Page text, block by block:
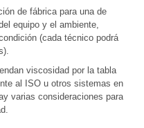
de fábrica para una de
equipo y el ambiente,
(cada técnico podrá
viscosidad por la tabla
al ISO u otros sistemas en
varias consideraciones para